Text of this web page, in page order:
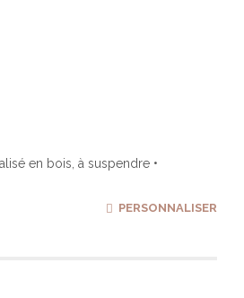
en bois, à suspendre •
PERSONNALISER